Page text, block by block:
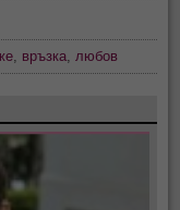
, връзка,любов